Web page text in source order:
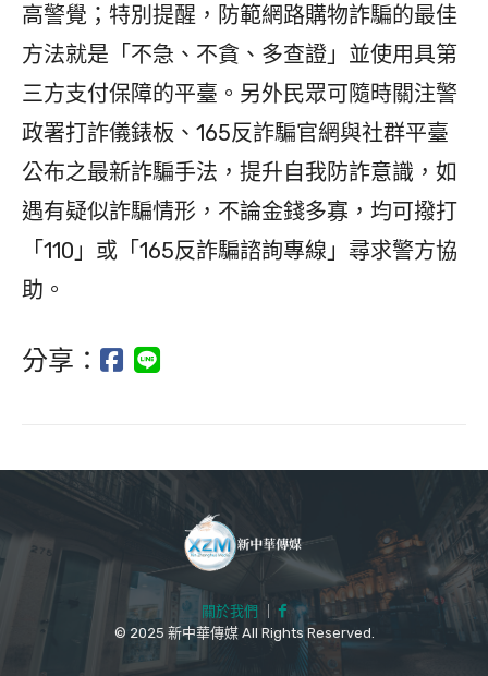
高警覺；特別提醒，防範網路購物詐騙的最佳
方法就是「不急、不貪、多查證」並使用具第
三方支付保障的平臺。另外民眾可隨時關注警
政署打詐儀錶板、165反詐騙官網與社群平臺
公布之最新詐騙手法，提升自我防詐意識，如
遇有疑似詐騙情形，不論金錢多寡，均可撥打
「110」或「165反詐騙諮詢專線」尋求警方協
助。
分享：
關於我們 ｜
© 2025 新中華傳媒 All Rights Reserved.